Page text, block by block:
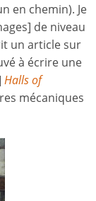
en chemin). Je
de niveau
un article sur
à écrire une
Halls of
mécaniques